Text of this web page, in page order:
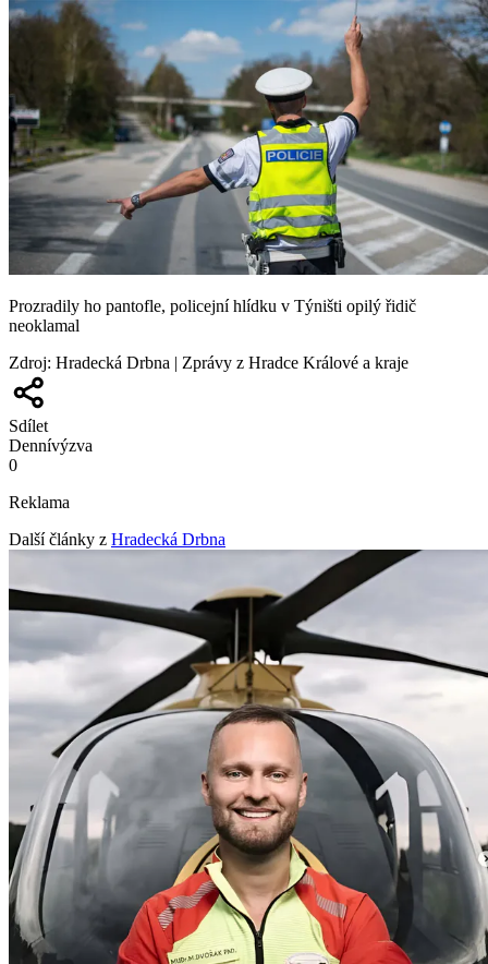
Prozradily ho pantofle, policejní hlídku v Týništi opilý řidič
neoklamal
Zdroj: Hradecká Drbna | Zprávy z Hradce Králové a kraje
Sdílet
Dennívýzva
0
Reklama
Další články z Hradecká Drbna